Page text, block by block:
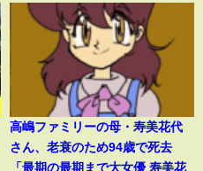
高嶋ファミリーの母・寿美花代
さん、老衰のため94歳で死去
「最期の最期まで大女優 寿美花